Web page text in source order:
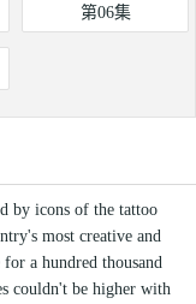
第06集
by icons of the tattoo
most creative and
a hundred thousand
couldn't be higher with